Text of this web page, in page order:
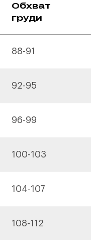
Обхват
груди
88-91
92-95
96-99
100-103
104-107
108-112